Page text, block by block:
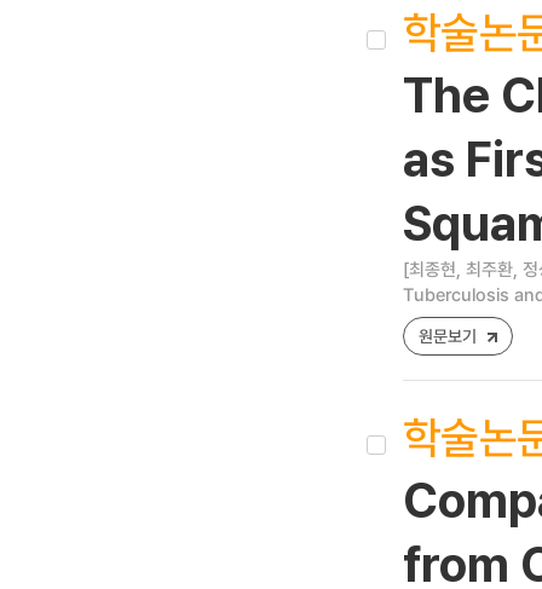
학술논
The
as
[최종현, 최주환,
Tuberculosis
원문보기
학술논
from